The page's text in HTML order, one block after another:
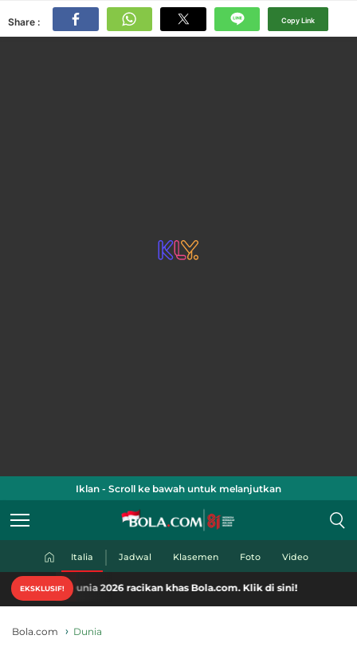
Share : Copy Link
Iklan - Scroll ke bawah untuk melanjutkan
Italia Jadwal Klasemen Foto Video
EKSKLUSIF!
2026 racikan khas Bola.com. Klik di sini!
Bola.com Dunia